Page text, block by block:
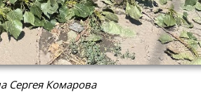
Сергея Комарова